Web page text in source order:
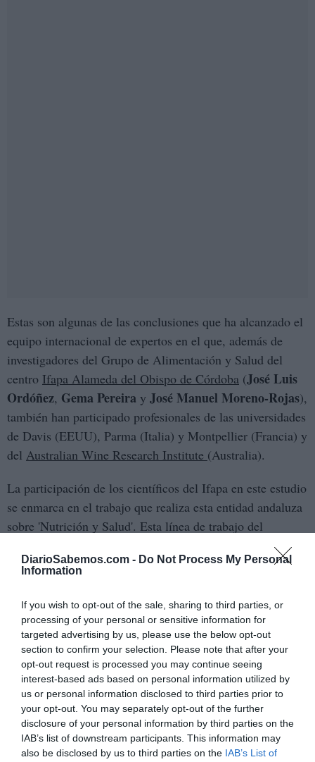
DiarioSabemos.com - Do Not Process My Personal
Information
If you wish to opt-out of the sale, sharing to third parties, or
processing of your personal or sensitive information for
targeted advertising by us, please use the below opt-out
section to confirm your selection. Please note that after your
opt-out request is processed you may continue seeing
interest-based ads based on personal information utilized by
us or personal information disclosed to third parties prior to
your opt-out. You may separately opt-out of the further
disclosure of your personal information by third parties on the
IAB’s list of downstream participants. This information may
also be disclosed by us to third parties on the IAB’s List of
Estas son algunas de las conclusiones que ha alcanzado el
equipo internacional de expertos en el que, además de
investigadores del Grupo de Alimentación y Salud del
centro Ifapa Alameda del Obispo de Córdoba (José Luis
Ordóñez, Gema Pereira y José Manuel Moreno-Rojas),
también han participado profesionales de las universidades
de Davis (EEUU), Parma (Italia) y Montpellier (Francia) y
del Australian Wine Research Institute (Australia).
La participación de los científicos del Ifapa en este estudio
se enmarca en el trabajo que realiza esta entidad andaluza
sobre 'Nutrición y Salud'. Esta línea de trabajo del
análisis de los efectos saludables de los alimentos, se
investigación y colaboraciones con empresas.
Laboratorio del centro Ifapa de Venta del Llano
Detalles del estudio
Una de las características más importantes de este trabajo
de investigación es la confirmación de queel organismo
metaboliza de forma diferentes los taninos del vino y de
la semilla de la uvaporque tienen estructuras químicas